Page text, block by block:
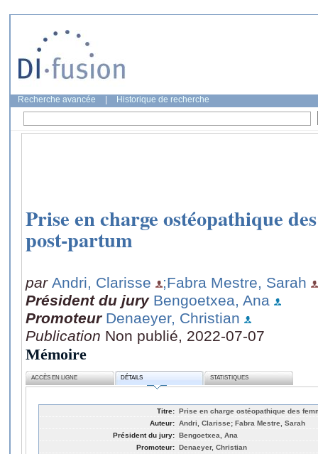
Recherche avancée Historique de recherche
Prise en charge ostéopathique
post-partum
par Andri, Clarisse
;Fabra Mestre, Sarah
Président du jury Bengoetxea, Ana
Promoteur Denaeyer, Christian
Publication Non publié, 2022-07-07
Mémoire
ACCÈS EN LIGNE DÉTAILS STATISTIQUES
Titre: Prise en charge ostéopathique des
Auteur: Andri, Clarisse; Fabra Mestre, Sarah
Président du jury: Bengoetxea, Ana
Promoteur: Denaeyer, Christian